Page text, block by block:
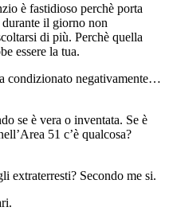
è fastidioso perchè porta
il giorno non
di più. Perchè quella
essere la tua.
condizionato negativamente…
se è vera o inventata. Se è
51 c’è qualcosa?
extraterresti? Secondo me si.